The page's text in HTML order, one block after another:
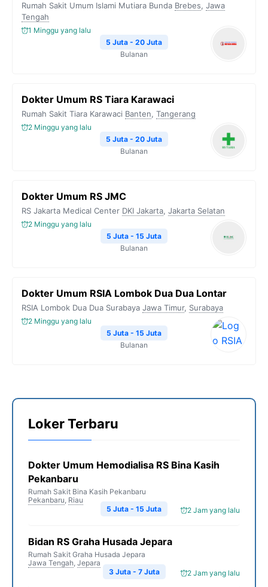
Rumah Sakit Umum Islami Mutiara Bunda Brebes, Jawa
Tengah
1 Minggu yang lalu
5 Juta - 20 Juta
Bulanan
Dokter Umum RS Tiara Karawaci
Rumah Sakit Tiara Karawaci Banten, Tangerang
2 Minggu yang lalu
5 Juta - 20 Juta
Bulanan
Dokter Umum RS JMC
RS Jakarta Medical Center DKI Jakarta, Jakarta Selatan
2 Minggu yang lalu
5 Juta - 15 Juta
Bulanan
Dokter Umum RSIA Lombok Dua Dua Lontar
RSIA Lombok Dua Dua Surabaya Jawa Timur, Surabaya
2 Minggu yang lalu
5 Juta - 15 Juta
Bulanan
Loker Terbaru
Dokter Umum Hemodialisa RS Bina Kasih
Pekanbaru
Rumah Sakit Bina Kasih Pekanbaru
Pekanbaru, Riau
2 Jam yang lalu
5 Juta - 15 Juta
Bidan RS Graha Husada Jepara
Rumah Sakit Graha Husada Jepara
Jawa Tengah, Jepara
2 Jam yang lalu
3 Juta - 7 Juta